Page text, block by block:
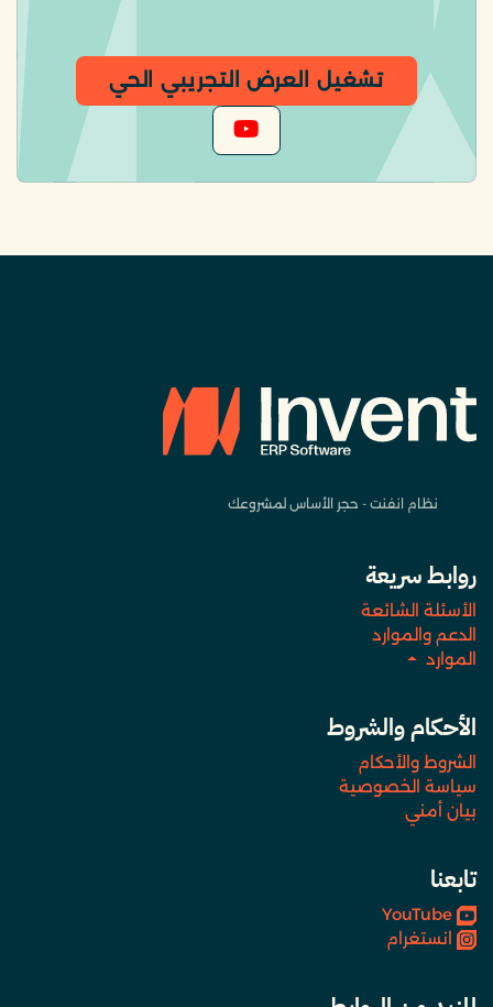
تشغيل العرض التجريبي الحي
نظام انفنت - حجر الأساس لمشروعك
روابط سريعة
الأسئلة الشائعة
الدعم والموارد
الموارد
الأحكام والشروط
الشروط والأحكام
سياسة الخصوصية
بيان أمني
تابعنا
YouTube
انستغرام